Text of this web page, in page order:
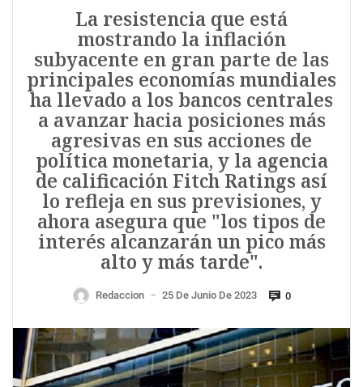
La resistencia que está
mostrando la inflación
subyacente en gran parte de las
principales economías mundiales
ha llevado a los bancos centrales
a avanzar hacia posiciones más
agresivas en sus acciones de
política monetaria, y la agencia
de calificación Fitch Ratings así
lo refleja en sus previsiones, y
ahora asegura que "los tipos de
interés alcanzarán un pico más
alto y más tarde".
Redaccion — 25 De Junio De 2023 0